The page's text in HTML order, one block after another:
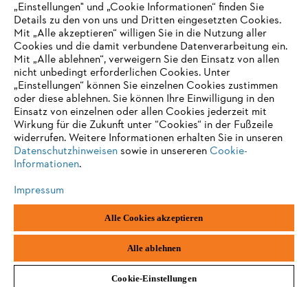
Hinweisgebersystem
DatenschutzCookie Informationen
STIHL Kettenwerk GmbH & Co KG, 9500 Wil | STIHL VERTRIEBS AG,
„Einstellungen" und „Cookie Informationen“ finden Sie
Details zu den von uns und Dritten eingesetzten Cookies.
Mit „Alle akzeptieren“ willigen Sie in die Nutzung aller
Cookies und die damit verbundene Datenverarbeitung ein.
Mit „Alle ablehnen“, verweigern Sie den Einsatz von allen
nicht unbedingt erforderlichen Cookies. Unter
„Einstellungen“ können Sie einzelnen Cookies zustimmen
oder diese ablehnen. Sie können Ihre Einwilligung in den
Einsatz von einzelnen oder allen Cookies jederzeit mit
Wirkung für die Zukunft unter “Cookies“ in der Fußzeile
widerrufen. Weitere Informationen erhalten Sie in unseren
Datenschutzhinweisensowie in unsereren Cookie-
Informationen.
Impressum
Alle Cookies akzeptieren
Alle ablehnen
Cookie-Einstellungen